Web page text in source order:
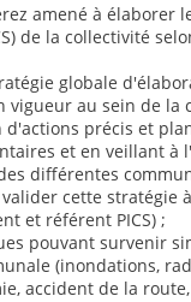
amené à élaborer
de la collectivité
globale
vigueur au sein de la
précis et
et en veillant à
différentes
cette stratégie
et référent PICS) ;
pouvant survenir
(inondations,
accident de la